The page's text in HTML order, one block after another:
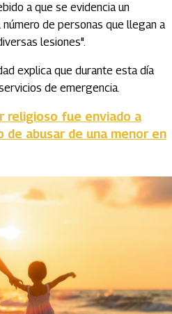
a que se evidencia un
de personas que llegan a
lesiones".
explica que durante esta día
de emergencia.
religioso fue enviado a
de abusar de una menor en